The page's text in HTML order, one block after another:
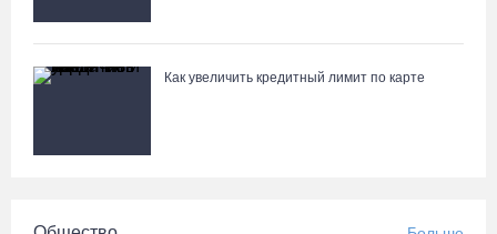
Как увеличить кредитный лимит по карте